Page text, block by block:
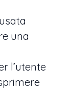
una
l’utente